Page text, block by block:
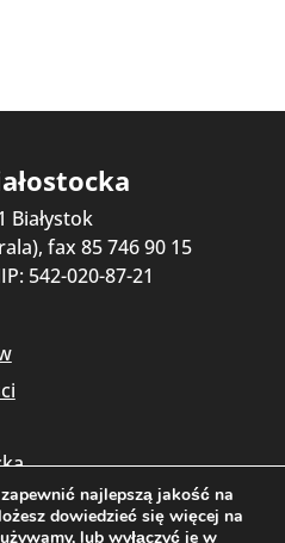
Białystok
fax 85 746 90 15
542-020-87-21
najlepszą jakość na
dowiedzieć się więcej na
lub wyłączyć je w